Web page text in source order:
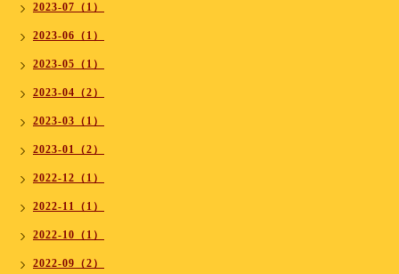
2023-07（1）
2023-06（1）
2023-05（1）
2023-04（2）
2023-03（1）
2023-01（2）
2022-12（1）
2022-11（1）
2022-10（1）
2022-09（2）